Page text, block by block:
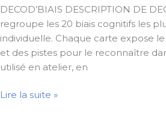
DECOD’BIAIS DESCRIPTION DE
regroupe les 20 biais cognitifs les
individuelle. Chaque carte expose
et des pistes pour le reconnaître
utilisé en atelier, en
Lire la suite »